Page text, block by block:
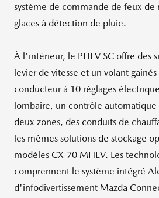
système de commande de feux de
glaces à détection de pluie.
À l'intérieur, le PHEV SC offre des
levier de vitesse et un volant
conducteur à 10 réglages
lombaire, un contrôle automatique
deux zones, des conduits de
les mêmes solutions de stockage
modèles CX-70 MHEV. Les
comprennent le système intégré
d'infodivertissement Mazda